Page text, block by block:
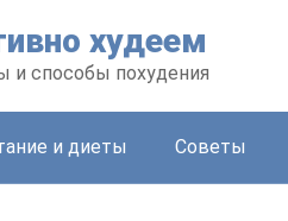
худеем
и способы похудения
и диеты Советы